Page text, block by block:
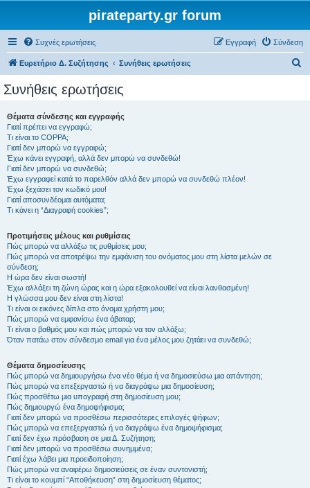
pirateparty.gr forum
Συχνές ερωτήσεις Σύνδεση
Εγγραφή
Ευρετήριο Δ. Συζήτησης Συνήθεις ερωτήσεις
Συνήθεις ερωτήσεις
Θέματα σύνδεσης και εγγραφής
Γιατί πρέπει να εγγραφώ;
Τι είναι το COPPA;
Γιατί δεν μπορώ να εγγραφώ;
Έχω κάνει εγγραφή, αλλά δεν μπορώ να συνδεθώ!
Γιατί δεν μπορώ να συνδεθώ;
Έχω εγγραφεί κατά το παρελθόν αλλά δεν μπορώ να συνδεθώ πλέον!
Έχω ξεχάσει τον κωδικό μου!
Γιατί αποσυνδέομαι αυτόματα;
Τι κάνει η “Διαγραφή cookies”;
Προτιμήσεις μέλους και ρυθμίσεις
Πώς μπορώ να αλλάξω τις ρυθμίσεις μου;
Πώς μπορώ να αποτρέψω την εμφάνιση του ονόματος μου στη λίστα μελών σε
σύνδεση;
Η ώρα δεν είναι σωστή!
Έχω αλλάξει τη ζώνη ώρας και η ώρα εξακολουθεί να είναι λανθασμένη!
Η γλώσσα μου δεν είναι στη λίστα!
Τι είναι οι εικόνες δίπλα στο όνομα χρήστη μου;
Πώς μπορώ να εμφανίσω ένα άβαταρ;
Τι είναι ο βαθμός μου και πώς μπορώ να τον αλλάξω;
Όταν πατάω στον σύνδεσμο email για ένα μέλος μου ζητάει να συνδεθώ;
Θέματα δημοσίευσης
Πώς μπορώ να δημιουργήσω ένα νέο θέμα ή να δημοσιεύσω μια απάντηση;
Πώς μπορώ να επεξεργαστώ ή να διαγράψω μια δημοσίευση;
Πώς προσθέτω μια υπογραφή στη δημοσίευση μου;
Πώς δημιουργώ ένα δημοψήφισμα;
Γιατί δεν μπορώ να προσθέσω περισσότερες επιλογές ψήφων;
Πώς μπορώ να επεξεργαστώ ή να διαγράψω ένα δημοψήφισμα;
Γιατί δεν έχω πρόσβαση σε μια Δ. Συζήτηση;
Γιατί δεν μπορώ να προσθέσω συνημμένα;
Γιατί έχω λάβει μια προειδοποίηση;
Πώς μπορώ να αναφέρω δημοσιεύσεις σε έναν συντονιστή;
Τι είναι το κουμπί “Αποθήκευση” στη δημοσίευση θέματος;